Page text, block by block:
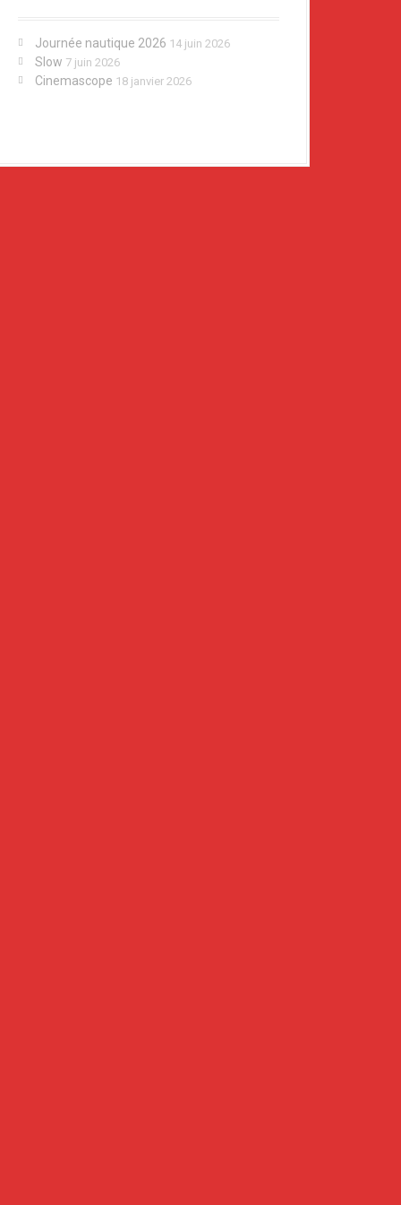
Journée nautique 2026 14 juin 2026
Slow 7 juin 2026
Cinemascope 18 janvier 2026